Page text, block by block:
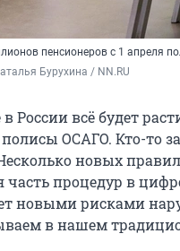
пенсионеров с 1 апреля
Бурухина / NN.RU
в России всё будет
ОСАГО. Кто-то
новых
часть процедур в
новыми рисками
в нашем